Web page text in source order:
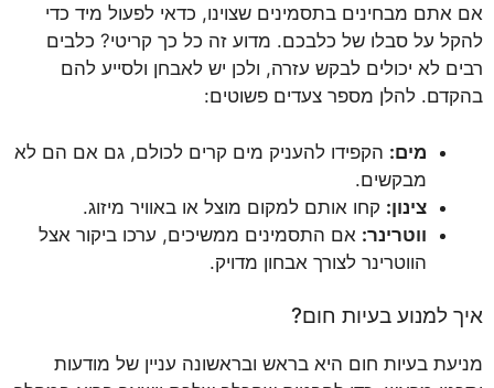
אם אתם מבחינים בתסמינים שצוינו, כדאי לפעול מיד כדי
להקל על סבלו של כלבכם. מדוע זה כל כך קריטי? כלבים
רבים לא יכולים לבקש עזרה, ולכן יש לאבחן ולסייע להם
בהקדם. להלן מספר צעדים פשוטים:
מים: הקפידו להעניק מים קרים לכולם, גם אם הם לא
מבקשים.
צינון: קחו אותם למקום מוצל או באוויר מיזוג.
ווטרינר: אם התסמינים ממשיכים, ערכו ביקור אצל
הווטרינר לצורך אבחון מדויק.
איך למנוע בעיות חום?
מניעת בעיות חום היא בראש ובראשונה עניין של מודעות